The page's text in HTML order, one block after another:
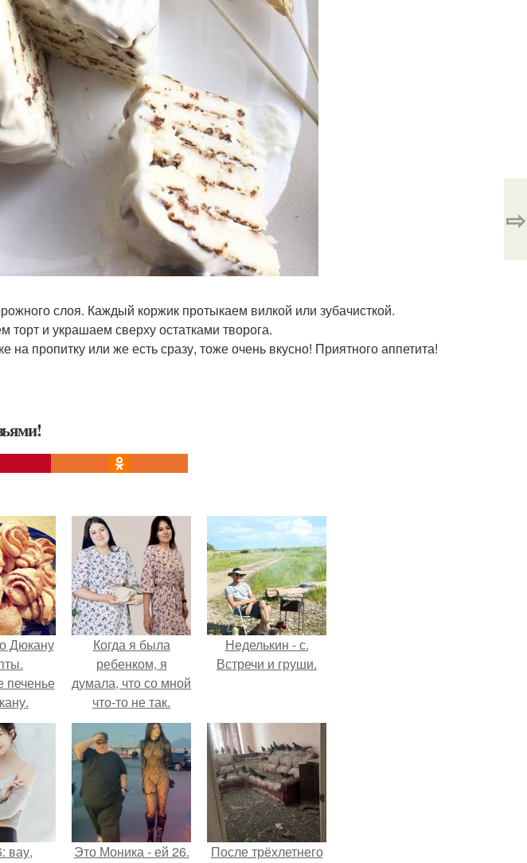
слоя. Каждый коржик протыкаем вилкой или зубачисткой.
и украшаем сверху остатками творога.
на пропитку или же есть сразу, тоже очень вкусно! Приятного аппетита!
⇨
Дюкану
печенье
Когда я была
ребенком, я
думала, что со мной
что-то не так.
Неделькин - с.
Встречи и груши.
вау,
Это Моника - ей 26.
После трёхлетнего